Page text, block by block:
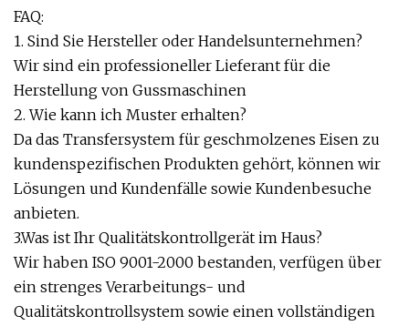
FAQ:
1. Sind Sie Hersteller oder Handelsunternehmen?
Wir sind ein professioneller Lieferant für die
Herstellung von Gussmaschinen
2. Wie kann ich Muster erhalten?
Da das Transfersystem für geschmolzenes Eisen zu
kundenspezifischen Produkten gehört, können wir
Lösungen und Kundenfälle sowie Kundenbesuche
anbieten.
3.Was ist Ihr Qualitätskontrollgerät im Haus?
Wir haben ISO 9001-2000 bestanden, verfügen über
ein strenges Verarbeitungs- und
Qualitätskontrollsystem sowie einen vollständigen